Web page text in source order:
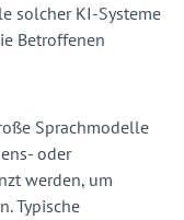
solcher KI-Systeme
Betroffenen
Sprachmodelle
oder
werden, um
Typische